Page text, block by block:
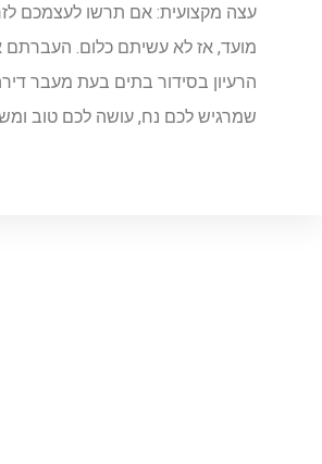
עצה מקצועית: אם תרשו לעצמכם
מועד, אז לא עשיתם כלום.
הרעיון בסידור בתים בעת מעבר
שמרגיש לכם נח, עושה לכם טוב